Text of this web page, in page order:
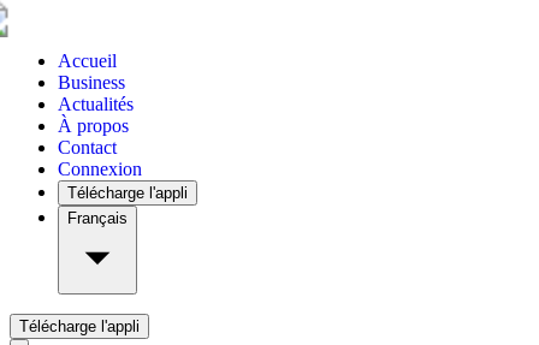
Accueil
Business
Actualités
À propos
Contact
Connexion
Télécharge l'appli
Français
Télécharge l'appli